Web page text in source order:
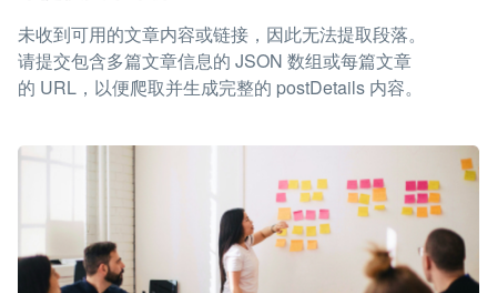
未收到可用的文章内容或链接，因此无法提取段落。
请提交包含多篇文章信息的 JSON 数组或每篇文章
的 URL，以便爬取并生成完整的 postDetails 内容。